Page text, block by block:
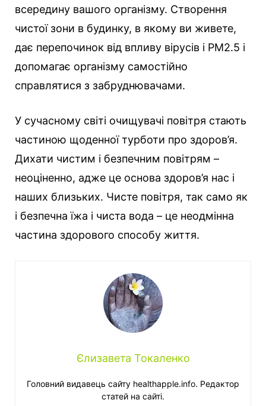
всередину вашого організму. Створення
чистої зони в будинку, в якому ви живете,
дає перепочинок від впливу вірусів і PM2.5 і
допомагає організму самостійно
справлятися з забруднювачами.
У сучасному світі очищувачі повітря стають
частиною щоденної турботи про здоров’я.
Дихати чистим і безпечним повітрям –
неоціненно, адже це основа здоров’я нас і
наших близьких. Чисте повітря, так само як
і безпечна їжа і чиста вода – це неодмінна
частина здорового способу життя.
Єлизавета Токаленко
Головний видавець сайту healthapple.info. Редактор
статей на сайті.